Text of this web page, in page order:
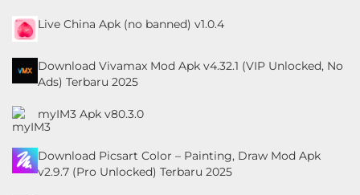
Live China Apk (no banned) v1.0.4
Download Vivamax Mod Apk v4.32.1 (VIP Unlocked, No
Ads) Terbaru 2025
myIM3 Apk v80.3.0
Download Picsart Color – Painting, Draw Mod Apk
v2.9.7 (Pro Unlocked) Terbaru 2025